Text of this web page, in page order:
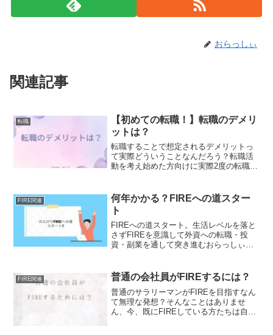
おらっしぃ
関連記事
転職
【初めての転職！】転職のデメリ
ットは？
転職することで想定されるデメリットっ
て実際どういうことなんだろう？転職活
動を考え始めた方向けに実際2度の転職を
FIRE関連
何年かかる？FIREへの道スター
ト
FIREへの道スタート。生活レベルを落と
さずFIREを意識して外資への転職・投
資・副業を通して突き進むおらっしぃの
FIRE関連 普通の会社員がFIREするには？
普通のサラリーマンがFIREを目指すなん
て無理な発想？そんなことはありませ
ん、今、既にFIREしている方たちは自分